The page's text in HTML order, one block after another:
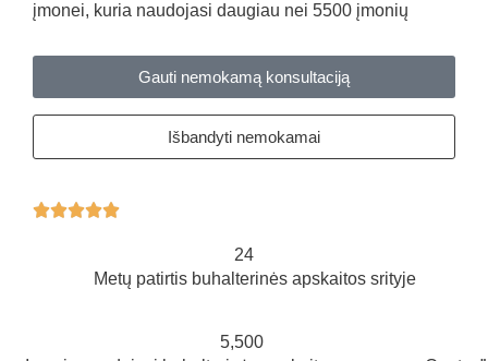
Išbandyti nemokamai
Gauti nemokamą konsultaciją
įmonei, kuria naudojasi daugiau nei 5500 įmonių

24
Metų patirtis buhalterinės apskaitos srityje
5,500